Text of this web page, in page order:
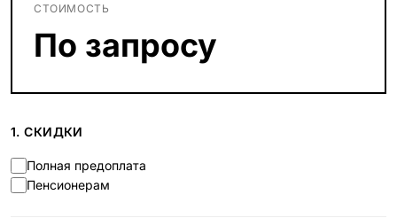
СТОИМОСТЬ
По запросу
1. СКИДКИ
Полная предоплата
Пенсионерам